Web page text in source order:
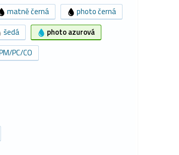
matně černá
photo černá
šedá
photo azurová
PC/CO